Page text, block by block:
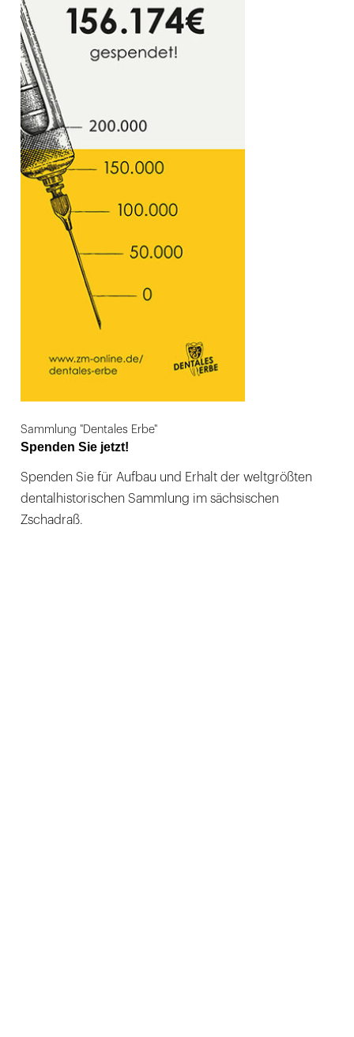
Sammlung "Dentales Erbe"
Spenden Sie jetzt!
Spenden Sie für Aufbau und Erhalt der weltgrößten
dentalhistorischen Sammlung im sächsischen
Zschadraß.